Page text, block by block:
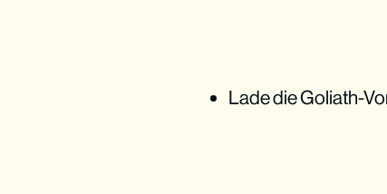
Lade die Goliath-